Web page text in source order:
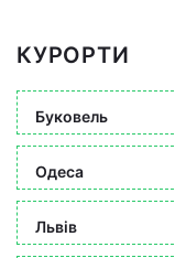
КУРОРТИ
Буковель
Одеса
Львів